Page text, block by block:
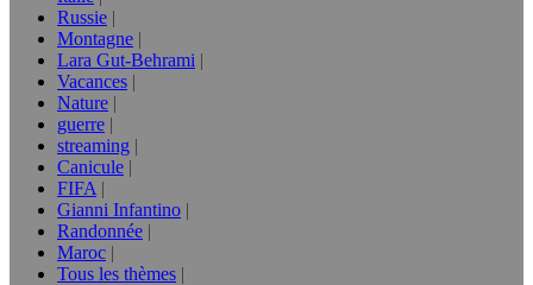
Russie
Montagne
Lara Gut-Behrami
Vacances
Nature
guerre
streaming
Canicule
FIFA
Gianni Infantino
Randonnée
Maroc
Tous les thèmes